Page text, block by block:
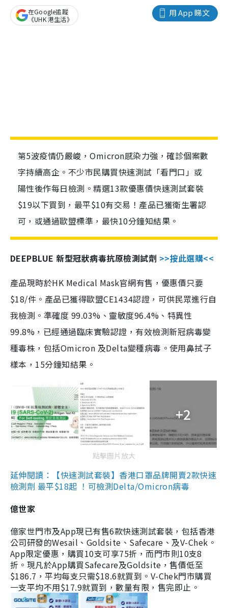
用 App 睇文
在Google追蹤
《UHK 港生活》
第5波疫情仍嚴峻，Omicron感染力強，確診個案數
字持續高企。不少市民購買快速測試「看門口」或
陽性後作每日檢測。精選13款優惠價快速測試套裝
$19以下買到，最平$10有交易！產品已獲衛生署認
可，或通過歐盟標準，最快10分鐘知結果。
DEEPBLUE 新型冠狀病毒抗原檢測試劑 >>按此選購<<
產品現時於HK Medical Mask官網有售，優惠價只要
$18/件。產品已獲得歐盟CE1434認證，可供民眾進行自
我檢測。準確度 99.03%、靈敏度96.4%、特異性
99.8%，已經通過臨床實驗認證，有效檢測新冠病毒變
種毒株，包括Omicron 及Delta變種病毒。使用鼻拭子
樣本，15分鐘知結果。
+2
點擊圖片放大
延伸閱讀：【快速測試套裝】香港口罩品牌開賣2款快速
檢測劑 最平$18起 ！可檢測Delta/Omicron病毒
億世家
億家世門市及App現已有售6款快速測試套裝，包括香港
公司研發的Wesail、Goldsite、Safecare、及V-Chek。
App限定優惠，購買10支可享75折，而門市則10支8
折。現凡於App購買Safecare及Goldsite，售價低至
$186.7，平均每支只需$18.6就買到。V-Chek門市購買
一支平均不用$17.9就買到，數量有限，售完即止。